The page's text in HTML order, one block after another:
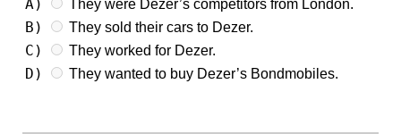
A) They were Dezer’s competitors from London.
B) They sold their cars to Dezer.
C) They worked for Dezer.
D) They wanted to buy Dezer’s Bondmobiles.